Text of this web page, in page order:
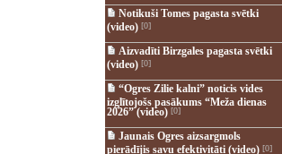
Notikuši Tomes pagasta svētki
(video)[0]
Aizvadīti Birzgales pagasta svētki
(video)[0]
“Ogres Zilie kalni” noticis vides
izglītojošs pasākums “Meža dienas
2026” (video)[0]
Jaunais Ogres aizsargmols
pierādījis savu efektivitāti (video)[0]